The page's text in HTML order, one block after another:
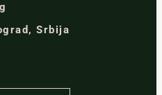
Srbija